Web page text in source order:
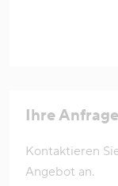
Ihre Anfrage
Kontaktieren
Angebot an.